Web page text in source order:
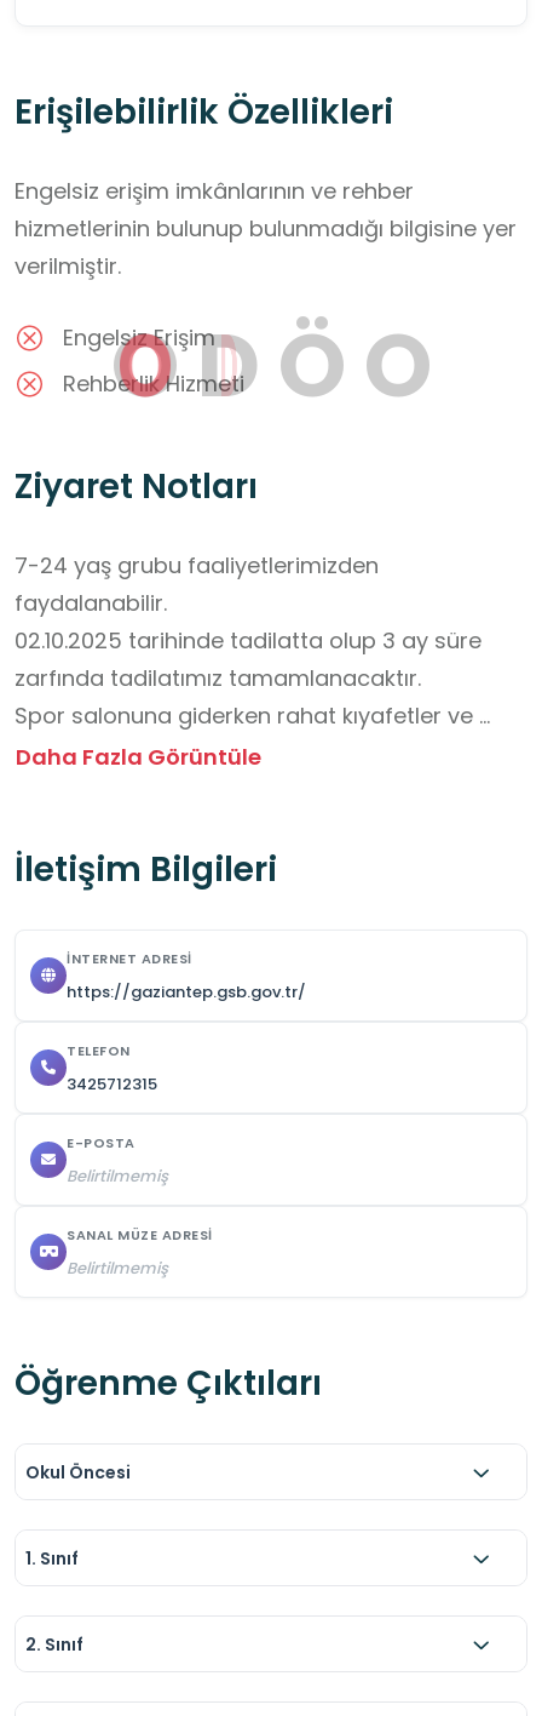
ODÖO
Erişilebilirlik Özellikleri
Engelsiz erişim imkânlarının ve rehber
hizmetlerinin bulunup bulunmadığı bilgisine yer
verilmiştir.
Engelsiz Erişim
Rehberlik Hizmeti
Ziyaret Notları
7-24 yaş grubu faaliyetlerimizden
faydalanabilir.
02.10.2025 tarihinde tadilatta olup 3 ay süre
zarfında tadilatımız tamamlanacaktır.
Spor salonuna giderken rahat kıyafetler ve
spor ayakkabısı giymeye özen gösterilmelidir.
Ortak alanlar temiz ve düzenli kullanılmalıdır.
Daha Fazla Görüntüle
İletişim Bilgileri
İNTERNET ADRESI
https://gaziantep.gsb.gov.tr/
TELEFON
3425712315
E-POSTA
Belirtilmemiş
SANAL MÜZE ADRESI
Belirtilmemiş
Öğrenme Çıktıları
Okul Öncesi
1. Sınıf
2. Sınıf